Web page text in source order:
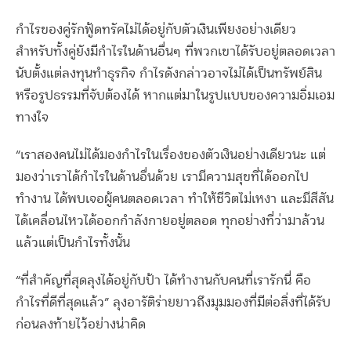
กำไรของคู่รักฟู้ดทรัคไม่ได้อยู่กับตัวเงินเพียงอย่างเดียว
สำหรับทั้งคู่ยังมีกำไรในด้านอื่นๆ ที่พวกเขาได้รับอยู่ตลอดเวลา
นับตั้งแต่ลงทุนทำธุรกิจ กำไรดังกล่าวอาจไม่ได้เป็นทรัพย์สิน
หรือรูปธรรมที่จับต้องได้ หากแต่มาในรูปแบบของความอิ่มเอม
ทางใจ
“เราสองคนไม่ได้มองกำไรในเรื่องของตัวเงินอย่างเดียวนะ แต่
มองว่าเราได้กำไรในด้านอื่นด้วย เรามีความสุขที่ได้ออกไป
ทำงาน ได้พบเจอผู้คนตลอดเวลา ทำให้ชีวิตไม่เหงา และมีสีสัน
ได้เคลื่อนไหวได้ออกกำลังกายอยู่ตลอด ทุกอย่างที่ว่ามาล้วน
แล้วแต่เป็นกำไรทั้งนั้น
“ที่สำคัญที่สุดลุงได้อยู่กับป้า ได้ทำงานกับคนที่เรารักนี่ คือ
กำไรที่ดีที่สุดแล้ว” ลุงอารัติร่ายยาวถึงมุมมองที่มีต่อสิ่งที่ได้รับ
ก่อนลงท้ายไว้อย่างน่าคิด